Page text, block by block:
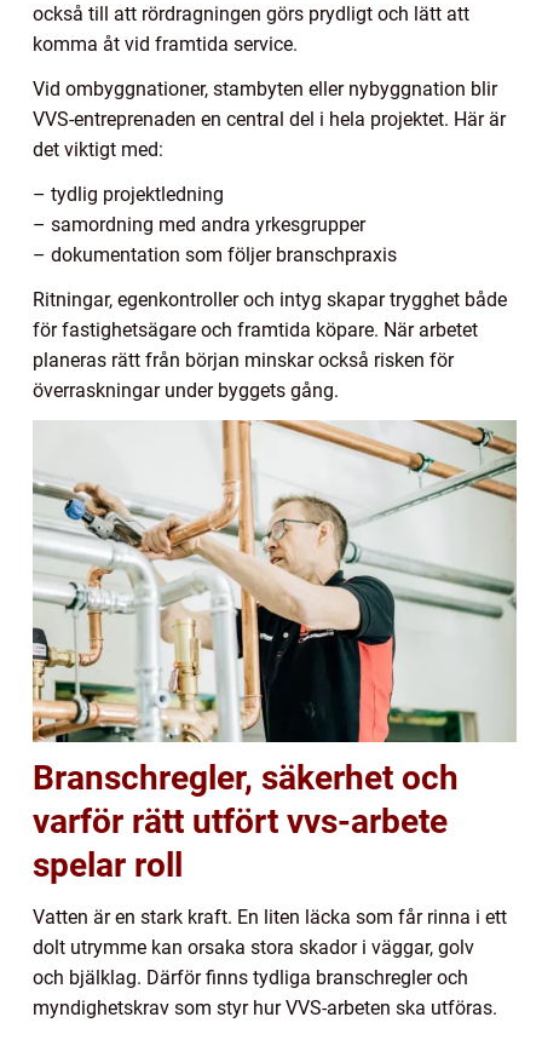
också till att rördragningen görs prydligt och lätt att
komma åt vid framtida service.
Vid ombyggnationer, stambyten eller nybyggnation blir
VVS-entreprenaden en central del i hela projektet. Här är
det viktigt med:
– tydlig projektledning
– samordning med andra yrkesgrupper
– dokumentation som följer branschpraxis
Ritningar, egenkontroller och intyg skapar trygghet både
för fastighetsägare och framtida köpare. När arbetet
planeras rätt från början minskar också risken för
överraskningar under byggets gång.
Branschregler, säkerhet och
varför rätt utfört vvs-arbete
spelar roll
Vatten är en stark kraft. En liten läcka som får rinna i ett
dolt utrymme kan orsaka stora skador i väggar, golv
och bjälklag. Därför finns tydliga branschregler och
myndighetskrav som styr hur VVS-arbeten ska utföras.